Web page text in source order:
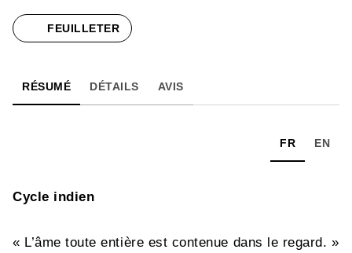
FEUILLETER
RÉSUMÉ DÉTAILS AVIS
FR EN
Cycle indien
« L’âme toute entière est contenue dans le regard. »